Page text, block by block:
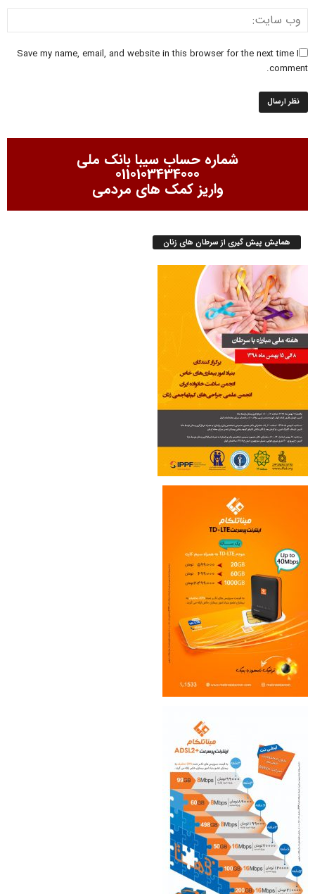
Save my name, email, and website in this browser for the next time I
comment.
شماره حساب سیبا بانک ملی
0110103434000
واریز کمک های مردمی
همایش پیش گیری از سرطان های زنان